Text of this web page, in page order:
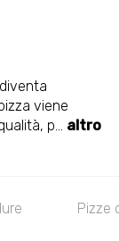
viene
p... altro
Pizze